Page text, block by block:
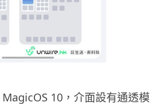
10，介面設有通透模